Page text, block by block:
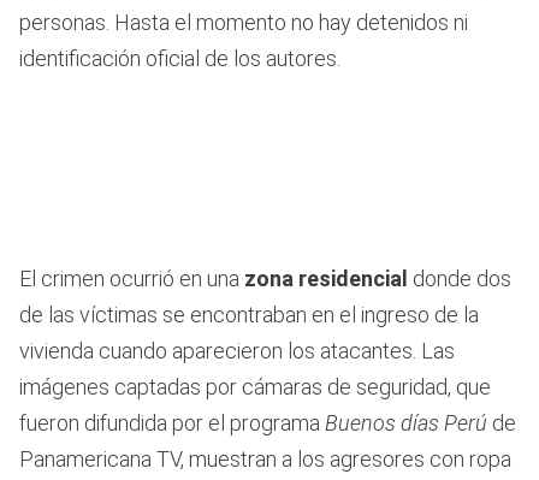
personas. Hasta el momento no hay detenidos ni
identificación oficial de los autores.
El crimen ocurrió en una zona residencial donde dos
de las víctimas se encontraban en el ingreso de la
vivienda cuando aparecieron los atacantes. Las
imágenes captadas por cámaras de seguridad, que
fueron difundida por el programa Buenos días Perú de
Panamericana TV, muestran a los agresores con ropa